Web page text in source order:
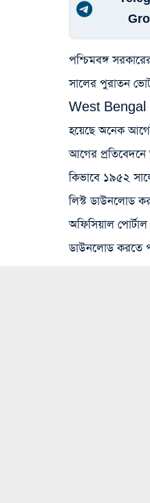
পশ্চিমবঙ্গ
সালের পুরাতন
West Bengal
হয়েছে অনেক
আগের
কিভাবে ১৯৫২
লিস্ট ডাউনলোড
অফিসিয়াল
ডাউনলোড করতে